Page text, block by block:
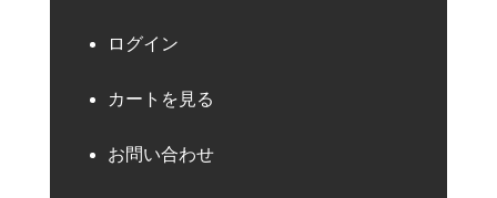
ログイン
カートを見る
お問い合わせ